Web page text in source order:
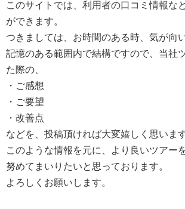
このサイトでは、利用者の口コミ情報な
ができます。
つきましては、お時間のある時、気が向
記憶のある範囲内で結構ですので、当社
た際の、
・ご感想
・ご要望
・改善点
などを、投稿頂ければ大変嬉しく思います
このような情報を元に、より良いツアー
努めてまいりたいと思っております。
よろしくお願いします。